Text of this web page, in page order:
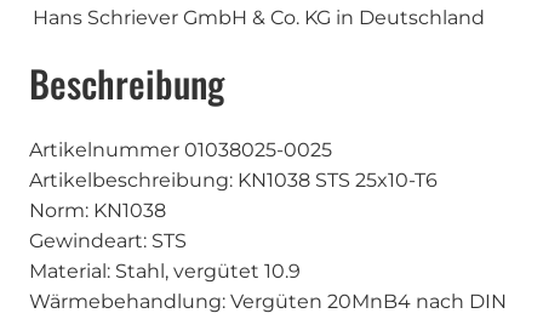
Hans Schriever GmbH & Co. KG in Deutschland
Beschreibung
Artikelnummer 01038025-0025
Artikelbeschreibung: KN1038 STS 25x10-T6
Norm: KN1038
Gewindeart: STS
Material: Stahl, vergütet 10.9
Wärmebehandlung: Vergüten 20MnB4 nach DIN